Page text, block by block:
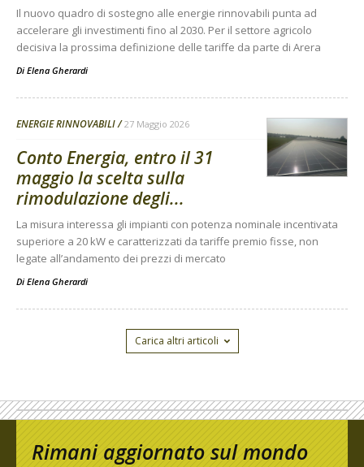
Il nuovo quadro di sostegno alle energie rinnovabili punta ad
accelerare gli investimenti fino al 2030. Per il settore agricolo
decisiva la prossima definizione delle tariffe da parte di Arera
Di Elena Gherardi
ENERGIE RINNOVABILI 27 Maggio 2026
Conto Energia, entro il 31
maggio la scelta sulla
rimodulazione degli...
La misura interessa gli impianti con potenza nominale incentivata
superiore a 20 kW e caratterizzati da tariffe premio fisse, non
legate all’andamento dei prezzi di mercato
Di Elena Gherardi
Carica altri articoli
Rimani aggiornato sul mondo